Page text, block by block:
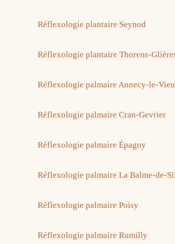
Réflexologie plantaire Seynod
Réflexologie plantaire Thorens-
Réflexologie palmaire Annecy-le-
Réflexologie palmaire Cran-Gevrier
Réflexologie palmaire Épagny
Réflexologie palmaire La Balme-de-
Réflexologie palmaire Poisy
Réflexologie palmaire Rumilly